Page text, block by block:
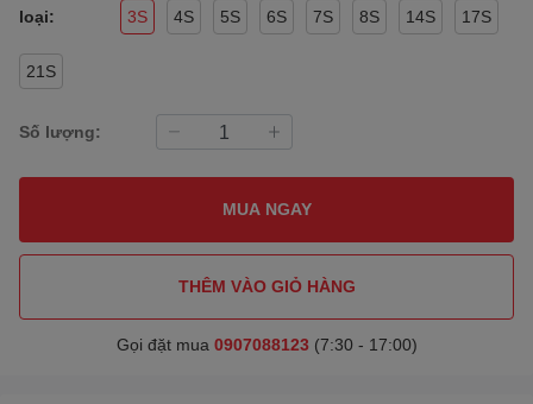
loại: 3S 4S 5S 6S 7S 8S 14S 17S
21S
Số lượng:
MUA NGAY
THÊM VÀO GIỎ HÀNG
Gọi đặt mua 0907088123 (7:30 - 17:00)